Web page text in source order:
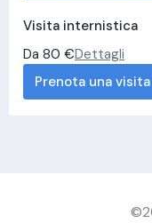
Visita internistica
Da 80 €Dettagli
Prenota una visita